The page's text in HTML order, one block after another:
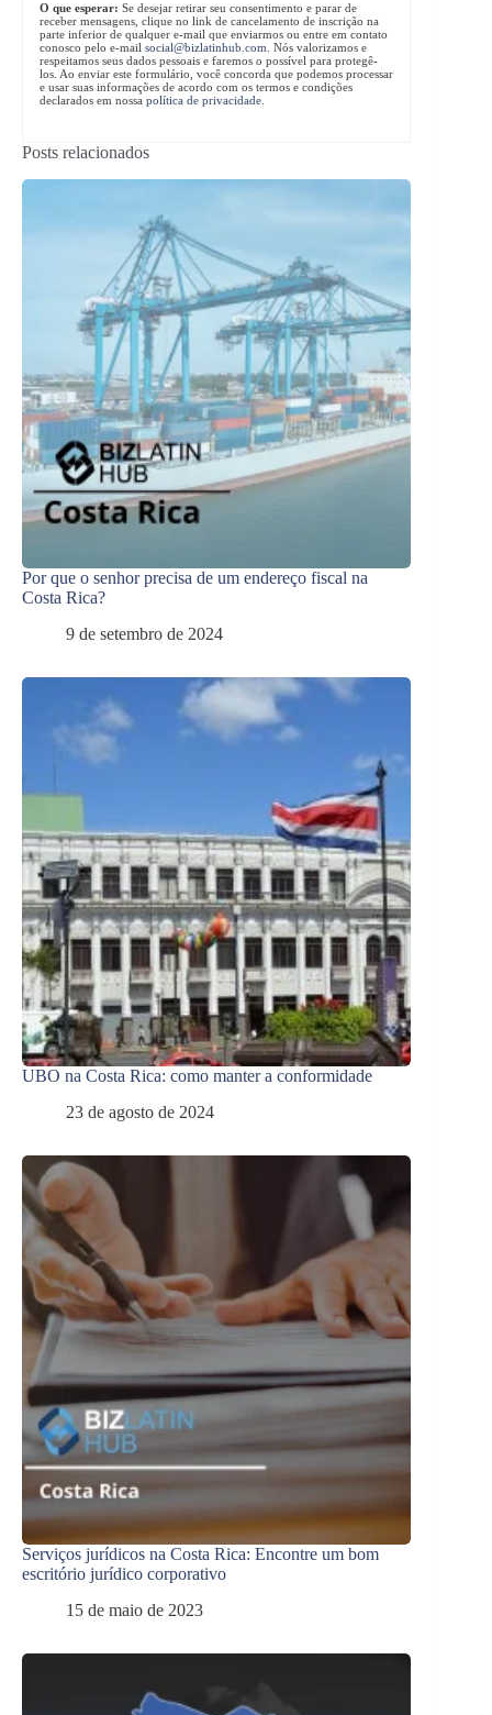
O que esperar: Se desejar retirar seu consentimento e parar de
receber mensagens, clique no link de cancelamento de inscrição na
parte inferior de qualquer e-mail que enviarmos ou entre em contato
conosco pelo e-mail social@bizlatinhub.com. Nós valorizamos e
respeitamos seus dados pessoais e faremos o possível para protegê-
los. Ao enviar este formulário, você concorda que podemos processar
e usar suas informações de acordo com os termos e condições
declarados em nossa política de privacidade.
Posts relacionados
Por que o senhor precisa de um endereço fiscal na
Costa Rica?
9 de setembro de 2024
UBO na Costa Rica: como manter a conformidade
23 de agosto de 2024
Serviços jurídicos na Costa Rica: Encontre um bom
escritório jurídico corporativo
15 de maio de 2023